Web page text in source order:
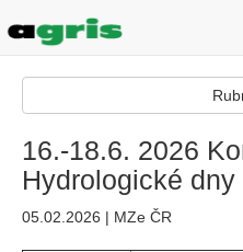
16.-18.6. 2026
Hydrologické dny
05.02.2026 | MZe ČR